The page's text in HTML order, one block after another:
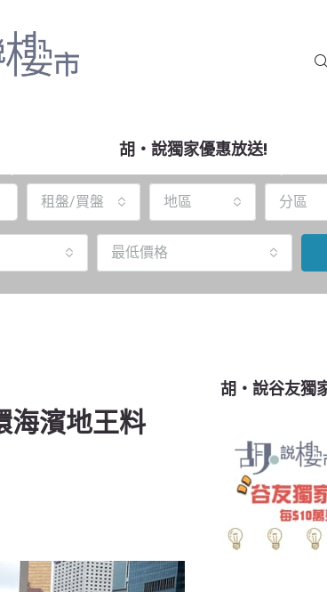
胡‧說獨家優惠放送!
租盤/買盤 地區 分區
最低價格
海濱地王料
胡‧說谷友獨